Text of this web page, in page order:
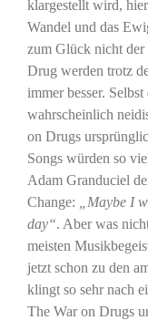
klargestellt wird,
Wandel und das
zum Glück nicht der
Drug werden trotz
immer besser.
wahrscheinlich
on Drugs
Songs würden so
Adam Granduciel
Change: „Maybe I
day“. Aber was
meisten
jetzt schon zu den
klingt so sehr nach
The War on Drugs